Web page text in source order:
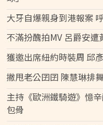
大牙自爆親身到港報案
不滿扮醜拍MV 呂爵安
獲邀出席紐約時裝周 邱
撇甩老公囝囝 陳慧琳排
主持《歐洲鐵騎遊》憶
包骨